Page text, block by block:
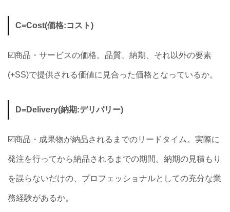
C=Cost(価格:コスト)
☑️商品・サービスの価格。品質、納期、それ以外の要素
(+SS)で提供される価値に見合った価格となっているか。
D=Delivery(納期:デリバリー)
☑️商品・成果物が納品されるまでのリードタイム。実際に
発注を行ってから納品されるまでの期間。納期の見積もり
を誤らないだけの、プロフェッショナルとしての充分な業
務経験があるか。